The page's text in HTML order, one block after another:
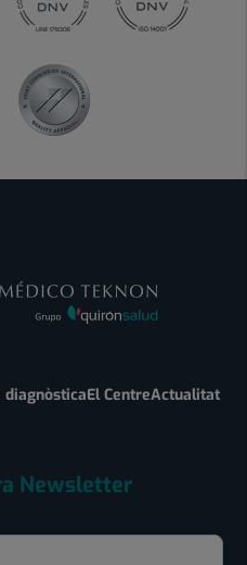
diagnòsticaEl CentreActualitat
Newsletter